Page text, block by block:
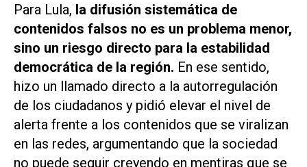
Para Lula, la difusión sistemática de
contenidos falsos no es un problema menor,
sino un riesgo directo para la estabilidad
democrática de la región. En ese sentido,
hizo un llamado directo a la autorregulación
de los ciudadanos y pidió elevar el nivel de
alerta frente a los contenidos que se viralizan
en las redes, argumentando que la sociedad
no puede seguir creyendo en mentiras que se